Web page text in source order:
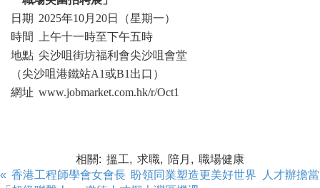
日期 2025年10月20日（星期一）
時間 上午十一時至下午五時
地點 尖沙咀街坊福利會尖沙咀會堂
（尖沙咀港鐵站A1或B1出口）
網址 www.jobmarket.com.hk/r/Oct1
相關: 搵工, 求職, 陪月, 職場健康
« 香港工程師學會女會長 盼領同業塑造更美好世界
人才辦擔當